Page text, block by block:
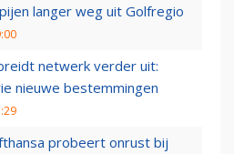
langer weg uit Golfregio
netwerk verder uit:
nieuwe bestemmingen
probeert onrust bij